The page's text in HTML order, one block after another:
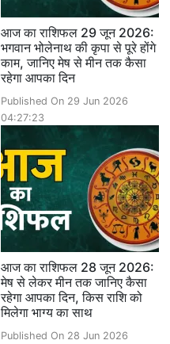
आज का राशिफल 29 जून 2026:
भगवान भोलेनाथ की कृपा से पूरे होंगे
काम, जानिए मेष से मीन तक कैसा
रहेगा आपका दिन
Published On 29 Jun 2026
04:27:23
आज का राशिफल 28 जून 2026:
मेष से लेकर मीन तक जानिए कैसा
रहेगा आपका दिन, किस राशि को
मिलेगा भाग्य का साथ
Published On 28 Jun 2026